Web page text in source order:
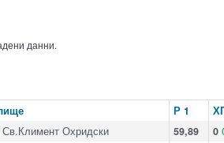
данни.
Р 1
Охридски 59,89 0